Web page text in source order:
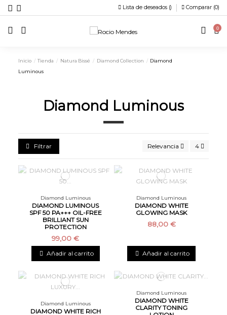
Lista de deseados () Comparar (0)
0
Inicio Tienda Natura Bissé Diamond Collection
Diamond
Luminous
Diamond Luminous
Filtrar Relevancia 4
Diamond Luminous
DIAMOND LUMINOUS
SPF 50 PA+++ OIL-FREE
BRILLIANT SUN
PROTECTION
99,00 €
Añadir al carrito
Diamond Luminous
DIAMOND WHITE
GLOWING MASK
88,00 €
Añadir al carrito
Diamond Luminous
DIAMOND WHITE RICH
Diamond Luminous
DIAMOND WHITE
CLARITY TONING